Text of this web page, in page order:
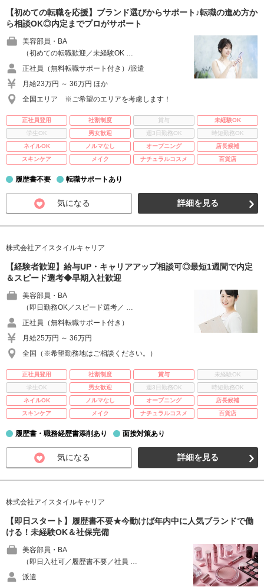
【初めての転職を応援】ブランド選びからサポート♪転職の進め方か
ら相談OK◎内定までプロがサポート
美容部員・BA
（初めての転職歓迎／未経験OK …
正社員（無料転職サポート付き）/派遣
月給23万円 ～ 36万円 ほか
全国エリア ※ご希望のエリアを考慮します！
正社員登用 社割制度 賞与
未経験OK
学生OK
男女歓迎 週3日勤務OK
時短勤務OK
ネイルOK
ノルマなし オープニング
店長候補
スキンケア
メイク ナチュラルコスメ 百貨店
履歴書不要 転職サポートあり
気になる 詳細を見る
株式会社アイスタイルキャリア
【経験者歓迎】給与UP・キャリアアップ相談可◎最短1週間で内定
＆スピード選考◆早期入社歓迎
美容部員・BA
（即日勤務OK／スピード選考／ …
正社員（無料転職サポート付き）
月給25万円 ～ 36万円
全国（※希望勤務地はご相談ください。）
正社員登用 社割制度 賞与
未経験OK
学生OK
男女歓迎 週3日勤務OK
時短勤務OK
ネイルOK
ノルマなし オープニング
店長候補
スキンケア
メイク ナチュラルコスメ 百貨店
履歴書・職務経歴書添削あり 面接対策あり
気になる 詳細を見る
株式会社アイスタイルキャリア
【即日スタート】履歴書不要★今動けば年内中に人気ブランドで働
ける！未経験OK＆社保完備
美容部員・BA
（即日入社可／履歴書不要／社員 …
派遣